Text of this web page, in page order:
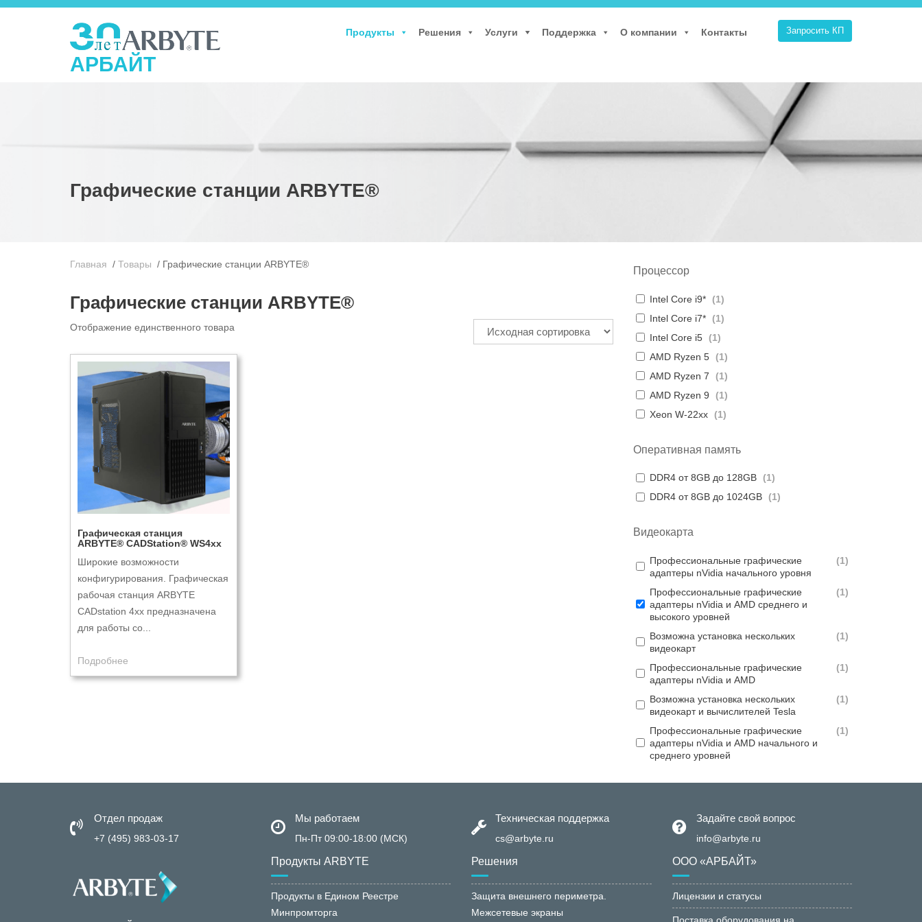
АРБАЙТ
Запросить КП
Продукты Решения Услуги Поддержка О компании Контакты
Графические станции ARBYTE®
Главная / Товары / Графические станции ARBYTE®
Графические станции ARBYTE®
Отображение единственного товара
Графическая станция
ARBYTE® CADStation® WS4xx
Широкие возможности
конфигурирования. Графическая
рабочая станция ARBYTE
CADstation 4xx предназначена
для работы со...
Подробнее
Процессор
Intel Core i9* (1)
Intel Core i7* (1)
Intel Core i5 (1)
AMD Ryzen 5 (1)
AMD Ryzen 7
(1)
AMD Ryzen 9
(1)
Xeon W-22xx (1)
Оперативная память
DDR4 от 8GB до 128GB (1)
DDR4 от 8GB до 1024GB (1)
Видеокарта
Профессиональные графические
адаптеры nVidia начального уровня
(1)
Профессиональные графические
адаптеры nVidia и AMD среднего и
высокого уровней
(1)
Возможна установка нескольких
видеокарт
(1)
Профессиональные графические
адаптеры nVidia и AMD
(1)
Возможна установка нескольких
видеокарт и вычислителей Tesla
(1)
Профессиональные графические
адаптеры nVidia и AMD начального и
среднего уровней
(1)
Отдел продаж
+7 (495) 983-03-17
Мы работаем
Пн-Пт 09:00-18:00 (МСК)
Техническая поддержка
cs@arbyte.ru
Задайте свой вопрос
info@arbyte.ru
Продукты ARBYTE
Продукты в Едином Реестре
Минпромторга
Решения
Защита внешнего периметра.
Межсетевые экраны
ООО «АРБАЙТ»
Лицензии и статусы
Поставка оборудования на